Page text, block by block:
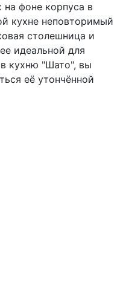
на фоне корпуса в
кухне неповторимый
столешница и
идеальной для
кухню "Шато", вы
её утончённой